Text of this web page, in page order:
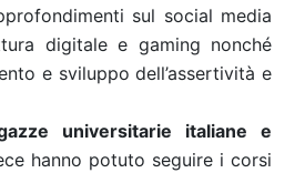
sul social media
digitale e gaming nonché
e sviluppo dell’assertività e
universitarie italiane e
hanno potuto seguire i corsi